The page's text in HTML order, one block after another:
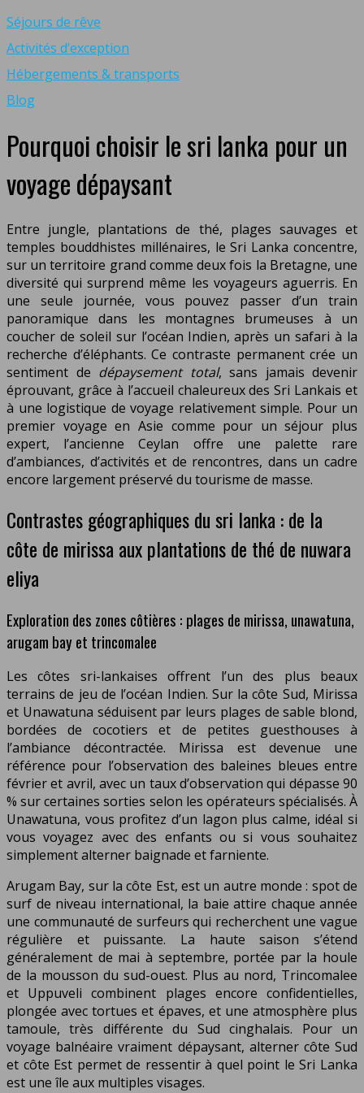
Séjours de rêve
Activités d’exception
Hébergements & transports
Blog
Pourquoi choisir le sri lanka pour un
voyage dépaysant
Entre jungle, plantations de thé, plages sauvages et
temples bouddhistes millénaires, le Sri Lanka concentre,
sur un territoire grand comme deux fois la Bretagne, une
diversité qui surprend même les voyageurs aguerris. En
une seule journée, vous pouvez passer d’un train
panoramique dans les montagnes brumeuses à un
coucher de soleil sur l’océan Indien, après un safari à la
recherche d’éléphants. Ce contraste permanent crée un
sentiment de dépaysement total, sans jamais devenir
éprouvant, grâce à l’accueil chaleureux des Sri Lankais et
à une logistique de voyage relativement simple. Pour un
premier voyage en Asie comme pour un séjour plus
expert, l’ancienne Ceylan offre une palette rare
d’ambiances, d’activités et de rencontres, dans un cadre
encore largement préservé du tourisme de masse.
Contrastes géographiques du sri lanka : de la
côte de mirissa aux plantations de thé de nuwara
eliya
Exploration des zones côtières : plages de mirissa, unawatuna,
arugam bay et trincomalee
Les côtes sri-lankaises offrent l’un des plus beaux
terrains de jeu de l’océan Indien. Sur la côte Sud, Mirissa
et Unawatuna séduisent par leurs plages de sable blond,
bordées de cocotiers et de petites guesthouses à
l’ambiance décontractée. Mirissa est devenue une
référence pour l’observation des baleines bleues entre
février et avril, avec un taux d’observation qui dépasse 90
% sur certaines sorties selon les opérateurs spécialisés. À
Unawatuna, vous profitez d’un lagon plus calme, idéal si
vous voyagez avec des enfants ou si vous souhaitez
simplement alterner baignade et farniente.
Arugam Bay, sur la côte Est, est un autre monde : spot de
surf de niveau international, la baie attire chaque année
une communauté de surfeurs qui recherchent une vague
régulière et puissante. La haute saison s’étend
généralement de mai à septembre, portée par la houle
de la mousson du sud-ouest. Plus au nord, Trincomalee
et Uppuveli combinent plages encore confidentielles,
plongée avec tortues et épaves, et une atmosphère plus
tamoule, très différente du Sud cinghalais. Pour un
voyage balnéaire vraiment dépaysant, alterner côte Sud
et côte Est permet de ressentir à quel point le Sri Lanka
est une île aux multiples visages.